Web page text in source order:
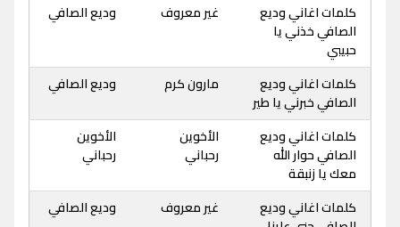
كلمات اغاني وديع
الصافي خذني يا
حبيبي
غير معروف وديع الصافي
كلمات اغاني وديع
الصافي خبرني يا طير
مارون كرم وديع الصافي
كلمات اغاني وديع
الصافي حوار الله
معك يا زنبقة
الأخوين
رحباني
الأخوين
رحباني
كلمات اغاني وديع
غير معروف وديع الصافي